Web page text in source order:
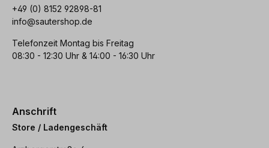
+49 (0) 8152 92898-81
info@sautershop.de
Telefonzeit Montag bis Freitag
08:30 - 12:30 Uhr & 14:00 - 16:30 Uhr
Anschrift
Store / Ladengeschäft